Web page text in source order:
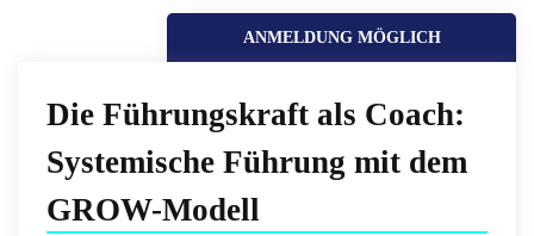
ANMELDUNG MÖGLICH
Die Führungskraft als Coach:
Systemische Führung mit dem
GROW-Modell